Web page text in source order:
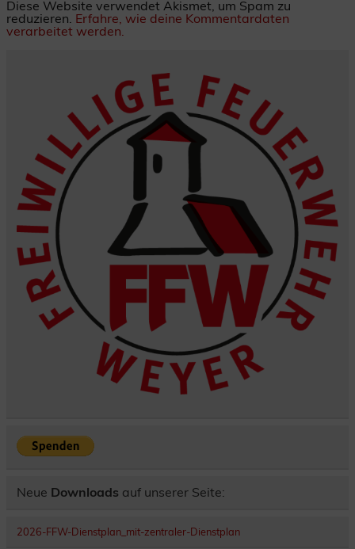
Diese Website verwendet Akismet, um Spam zu
reduzieren. Erfahre, wie deine Kommentardaten
verarbeitet werden.
Neue Downloads auf unserer Seite:
2026-FFW-Dienstplan_mit-zentraler-Dienstplan